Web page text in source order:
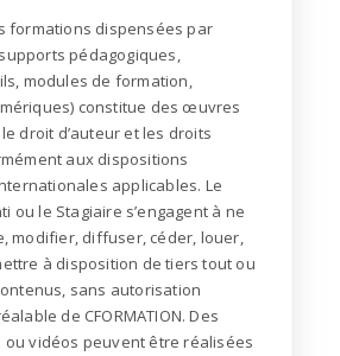
formations dispensées par
pédagogiques,
modules de formation,
constitue des œuvres
droit d’auteur etles droits
aux dispositions
applicables. Le
ou le Stagiaire s’engagent à ne
modifier, diffuser, céder, louer,
à disposition de tiers tout ou
sans autorisation
de CFORMATION.Des
vidéos peuvent être réalisées